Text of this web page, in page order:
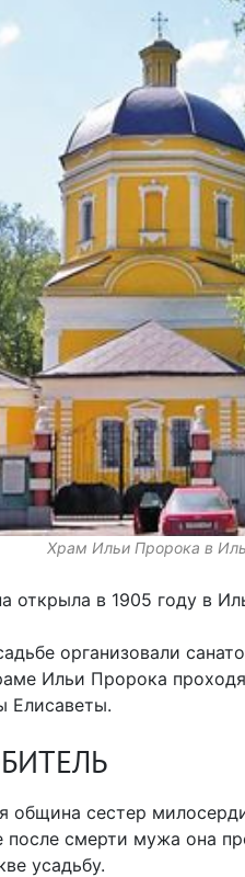
Храм Ильи Пророка в
открыла в 1905 году в
организовали
Ильи Пророка
Елисаветы.
община сестер
смерти мужа она
усадьбу.